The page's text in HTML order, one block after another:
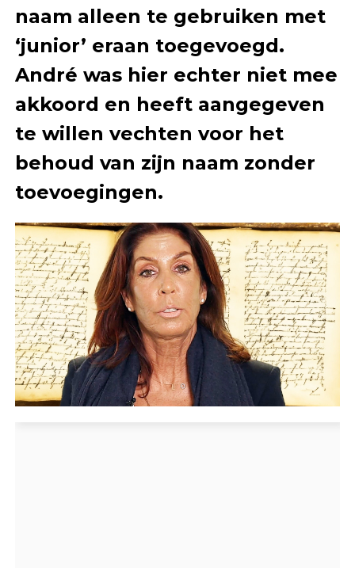
naam alleen te gebruiken met
‘junior’ eraan toegevoegd.
André was hier echter niet mee
akkoord en heeft aangegeven
te willen vechten voor het
behoud van zijn naam zonder
toevoegingen.